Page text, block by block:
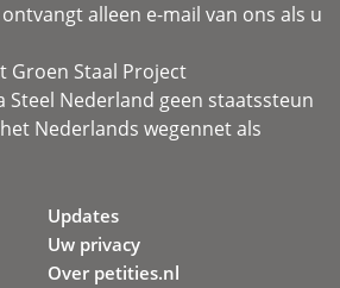
alleen e-mail van ons als u
Groen Staal Project
Steel Nederland geen staatssteun
Nederlands wegennet als
Updates
Uw privacy
Over petities.nl